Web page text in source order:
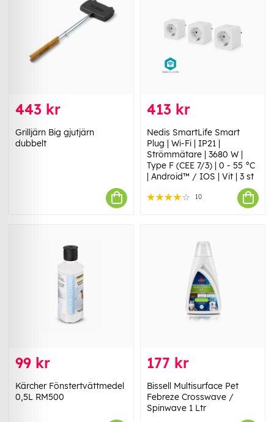
443 kr
Grilljärn Big gjutjärn
dubbelt
413 kr
Nedis SmartLife Smart
Plug | Wi-Fi | IP21 |
Strömmätare | 3680 W |
Type F (CEE 7/3) | 0 - 55 °C
| Android™ / IOS | Vit | 3 st
10
99 kr
Kärcher Fönstertvättmedel
0,5L RM500
177 kr
Bissell Multisurface Pet
Febreze Crosswave /
Spinwave 1 Ltr